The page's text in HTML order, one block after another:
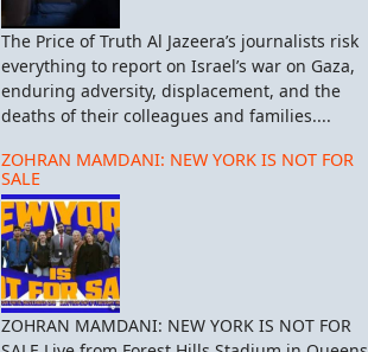
The Price of Truth Al Jazeera’s journalists risk
everything to report on Israel’s war on Gaza,
enduring adversity, displacement, and the
deaths of their colleagues and families....
ZOHRAN MAMDANI: NEW YORK IS NOT FOR
SALE
ZOHRAN MAMDANI: NEW YORK IS NOT FOR